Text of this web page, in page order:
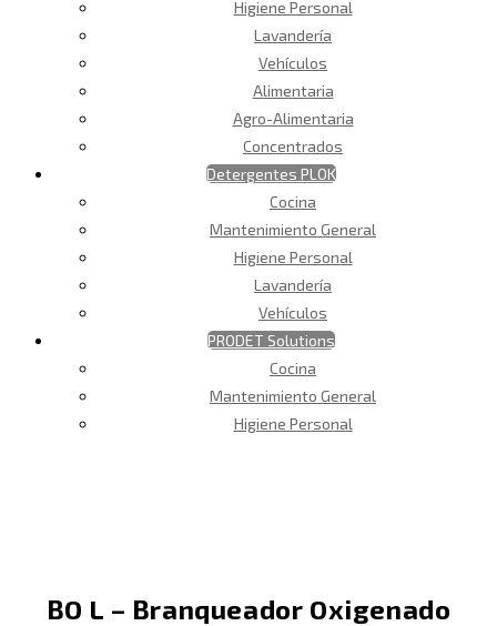
Higiene Personal
Lavandería
Vehículos
Alimentaria
Agro-Alimentaria
Concentrados
Detergentes PLOK
Cocina
Mantenimiento General
Higiene Personal
Lavandería
Vehículos
PRODET Solutions
Cocina
Mantenimiento General
Higiene Personal
BO L – Branqueador Oxigenado